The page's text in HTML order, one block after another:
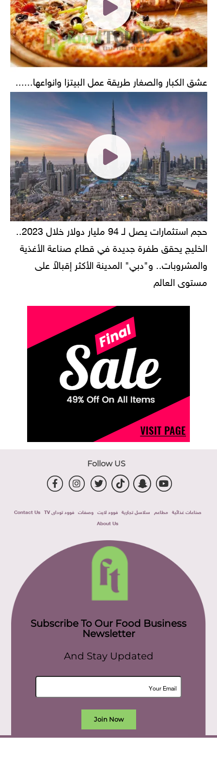
عشق الكبار والصغار طريقة عمل البيتزا وانواعها......
حجم استثمارات يصل لـ 94 مليار دولار خلال 2023..
الخليج يحقق طفرة جديدة في قطاع صناعة الأغذية
والمشروبات.. و"دبي" المدينة الأكثر إقبالاً على
مستوى العالم
Follow US
صناعات غذائية مطاعم سلاسل تجارية فوود لايت وصفات فوود توداى TV
Contact Us
About Us
Subscribe To Our Food Business
Newsletter
And Stay Updated
Join Now